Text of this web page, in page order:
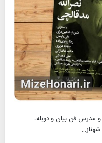
و مدرس فن بیان و دوبله،